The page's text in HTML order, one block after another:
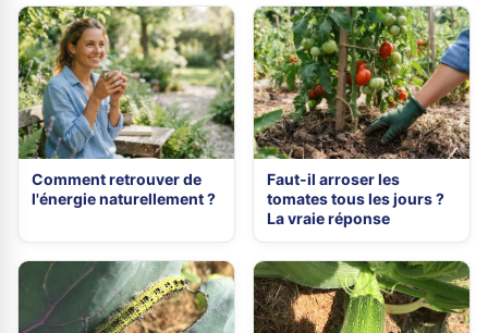
Comment retrouver de
l'énergie naturellement ?
Faut-il arroser les
tomates tous les jours ?
La vraie réponse